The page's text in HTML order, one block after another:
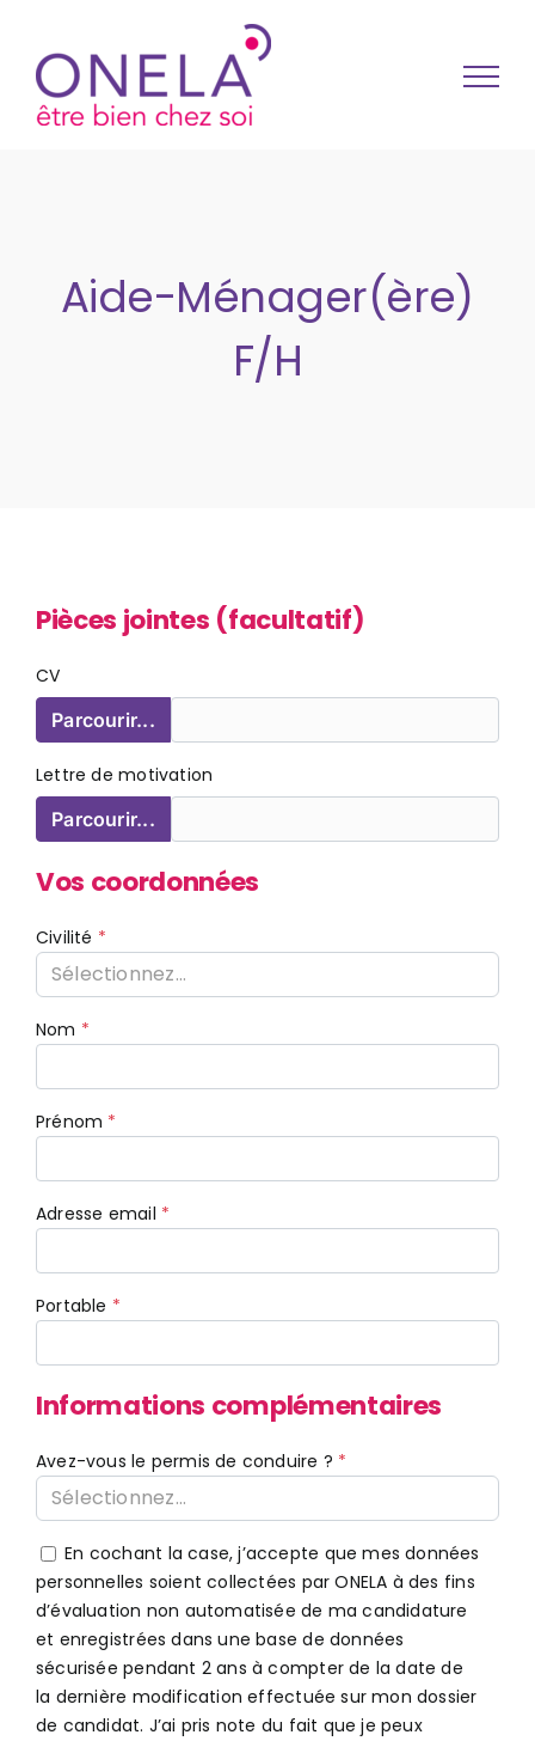
Aide-Ménager(ère)
F/H
Pièces jointes (facultatif)
CV
Parcourir...
Lettre de motivation
Parcourir...
Vos coordonnées
Civilité
Sélectionnez...
Nom
Prénom
Adresse email
Portable
Informations complémentaires
Avez-vous le permis de conduire ?
Sélectionnez...
En cochant la case, j’accepte que mes données
personnelles soient collectées par ONELA à des fins
d’évaluation non automatisée de ma candidature
et enregistrées dans une base de données
sécurisée pendant 2 ans à compter de la date de
la dernière modification effectuée sur mon dossier
de candidat. J’ai pris note du fait que je peux